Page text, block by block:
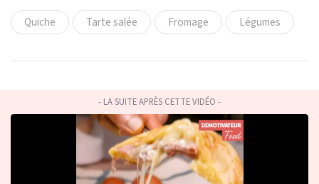
Quiche Tarte salée Fromage Légumes
- LA SUITE APRÈS CETTE VIDÉO -